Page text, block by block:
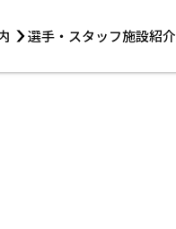
選手・スタッフ施設紹介